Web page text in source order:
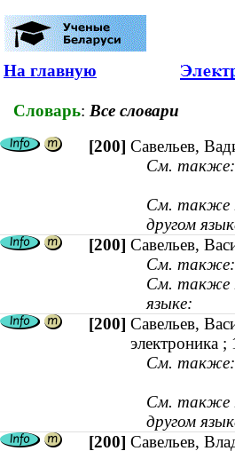
На главную
Словарь: Все словари
[200] Савельев,
См. также:
См. также
другом
[200] Савельев,
См. также:
См. также
языке:
[200] Савельев,
электроника
См. также:
См. также
другом
[200] Савельев,